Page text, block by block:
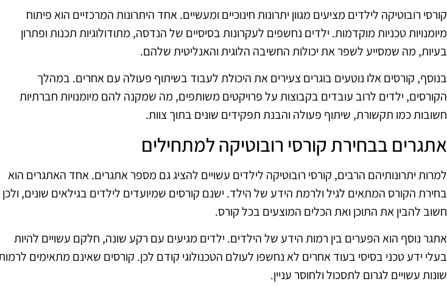
קורסי רובוטיקה לילדים מציעים מגוון יתרונות חינוכיים ומעשיים. אחד היתרונות המרכזיים הוא פיתוח
מיומנויות טכניות מוקדמות. ילדים נחשפים לעקרונות בסיסיים של הנדסה, מתודולוגיות תכנות ופתרון
בעיות, מה שמסייע לשפר את יכולות החשיבה הלוגית והאנליטית שלהם.
בנוסף, קורסים אלו נוטעים בוגרים צעירים את היכולת לעבוד בשיתוף פעולה עם אחרים. במהלך
הקורסים, ילדים לרוב עובדים בקבוצות על פרויקטים משותפים, מה שמקנה להם מיומנויות חברתיות
חשובות כמו תקשורת, שיתוף פעולה והבנת תפקידים שונים בתוך צוות.
אתגרים בבחירת קורסי רובוטיקה למתחילים
למרות יתרונותיהם הרבים, קורסי רובוטיקה לילדים עשויים להציג גם מספר אתגרים. אחד האתגרים הוא
בחירת הקורס המתאים לגיל ולרמת הידע של הילד. ישנם קורסים שמיועדים לילדים בגילאים שונים, ולכן
חשוב להבין את התוכן ואת הכלים המוצעים בכל קורס.
אתגר נוסף הוא הפערים בין רמות הידע של הילדים. ילדים מגיעים עם רקע שונה, חלקם עשויים להיות
בעלי ידע טכני בסיסי בעוד אחרים לא נחשפו לעולם הטכנולוגי קודם לכן. קורסים שאינם מתאימים
שונות עשויים לגרום לתסכול ולחוסר עניין.